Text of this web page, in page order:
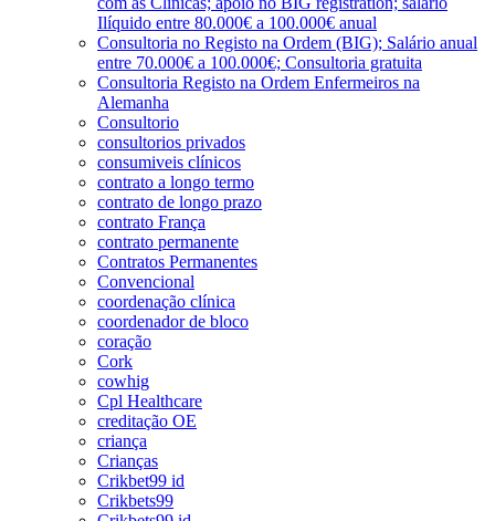
Ilíquido entre 80.000€ a 100.000€ anual
Consultoria no Registo na Ordem (BIG); Salário anual
entre 70.000€ a 100.000€; Consultoria gratuita
Consultoria Registo na Ordem Enfermeiros na
Alemanha
Consultorio
consultorios privados
consumiveis clínicos
contrato a longo termo
contrato de longo prazo
contrato França
contrato permanente
Contratos Permanentes
Convencional
coordenação clínica
coordenador de bloco
coração
Cork
cowhig
Cpl Healthcare
creditação OE
criança
Crianças
Crikbet99 id
Crikbets99